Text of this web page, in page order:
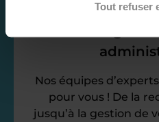
Tout refuser
Nos équipes
pour vous ! De la
jusqu’à la gestion de